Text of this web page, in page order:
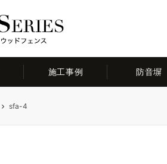
施工事例 防音塀
sfa-4